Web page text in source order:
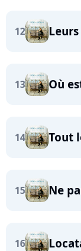
12
13 Où
14 Tout
15 Ne
16